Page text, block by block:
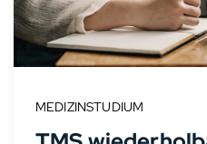
MEDIZINSTUDIUM